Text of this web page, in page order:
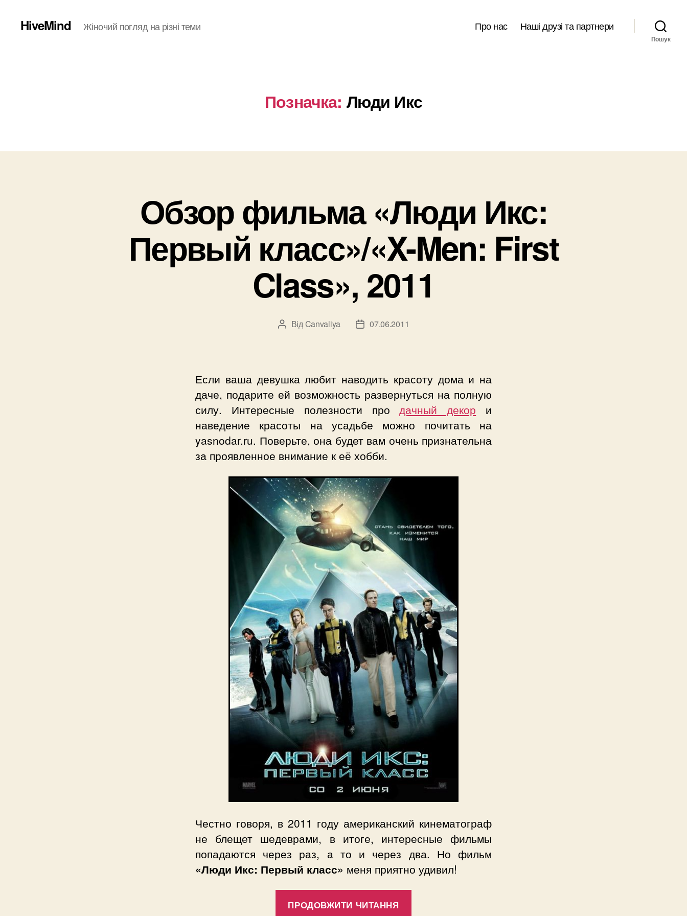
HiveMind Жіночий погляд на різні теми Про нас Наші друзі та партнери
Пошук
Позначка: Люди Икс
Обзор фильма «Люди Икс:
Первый класс»/«X-Men: First
Class», 2011
Автор
ВідCanvaliya
Дата07.06.2011
Если ваша девушка любит наводить красоту дома и на
даче, подарите ей возможность развернуться на полную
силу. Интересные полезности продачный декор и
наведение красоты на усадьбе можно почитать на
yasnodar.ru. Поверьте, она будет вам очень признательна
за проявленное внимание к её хобби.
Честно говоря, в 2011 году американский кинематограф
не блещет шедеврами, в итоге, интересные фильмы
попадаются через раз, а то и через два. Но фильм
«Люди Икс: Первый класс» меня приятно удивил!
ПРОДОВЖИТИ ЧИТАННЯ